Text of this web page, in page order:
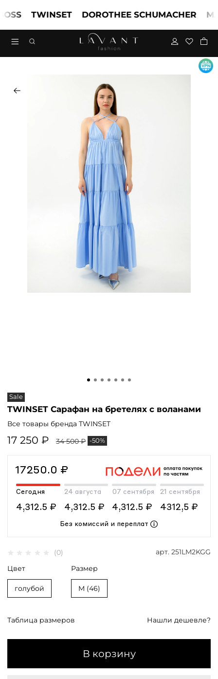
TWINSET DOROTHEE SCHUMACHER
Sale
(0) арт. 251LM2KGG
TWINSET Сарафан на бретелях с воланами
Все товары бренда TWINSET
17 250 ₽ 34 500 ₽ -50%
17250.0 ₽
Сегодня
4,312.5 ₽
24 августа
4,312.5 ₽
07 сентября
4,312.5 ₽
21 сентября
4312,5 ₽
Без комиссий и переплат
Таблица размеров Нашли дешевле?
В корзину
Цвет
голубой
Размер
M (46)